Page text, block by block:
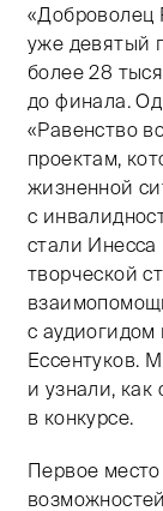
«Доброволец
уже девятый
более 28
до финала.
«Равенство
проектам,
жизненной
с
стали
творческой
с аудиогидом
Ессентуков.
и узнали, как
в конкурсе.
Первое